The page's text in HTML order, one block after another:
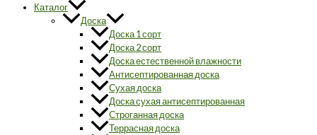
Каталог
Доска
Доска 1 сорт
Доска 2 сорт
Доска естественной влажности
Антисептированная доска
Сухая доска
Доска сухая антисептированная
Строганная доска
Террасная доска